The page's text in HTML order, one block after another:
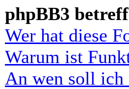
phpBB3
Wer hat diese
Warum ist
An wen soll ich